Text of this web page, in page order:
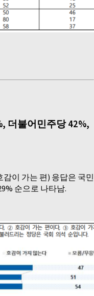
더불어민주당42%,
감이 가는 편) 응답은 국민
순으로 나타남.